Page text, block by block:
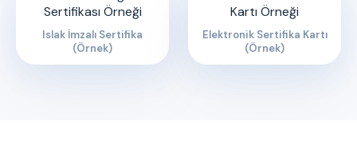
Islak İmzalı Sertifika
(Örnek)
Elektronik Sertifika Kartı
(Örnek)